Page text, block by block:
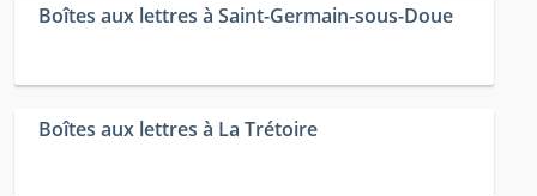
Boîtes aux lettres à Saint-Germain-sous-Doue
Boîtes aux lettres à La Trétoire